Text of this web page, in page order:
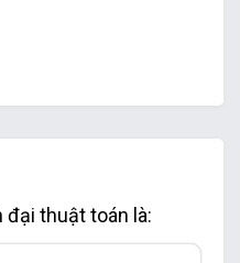
đại thuật toán là: